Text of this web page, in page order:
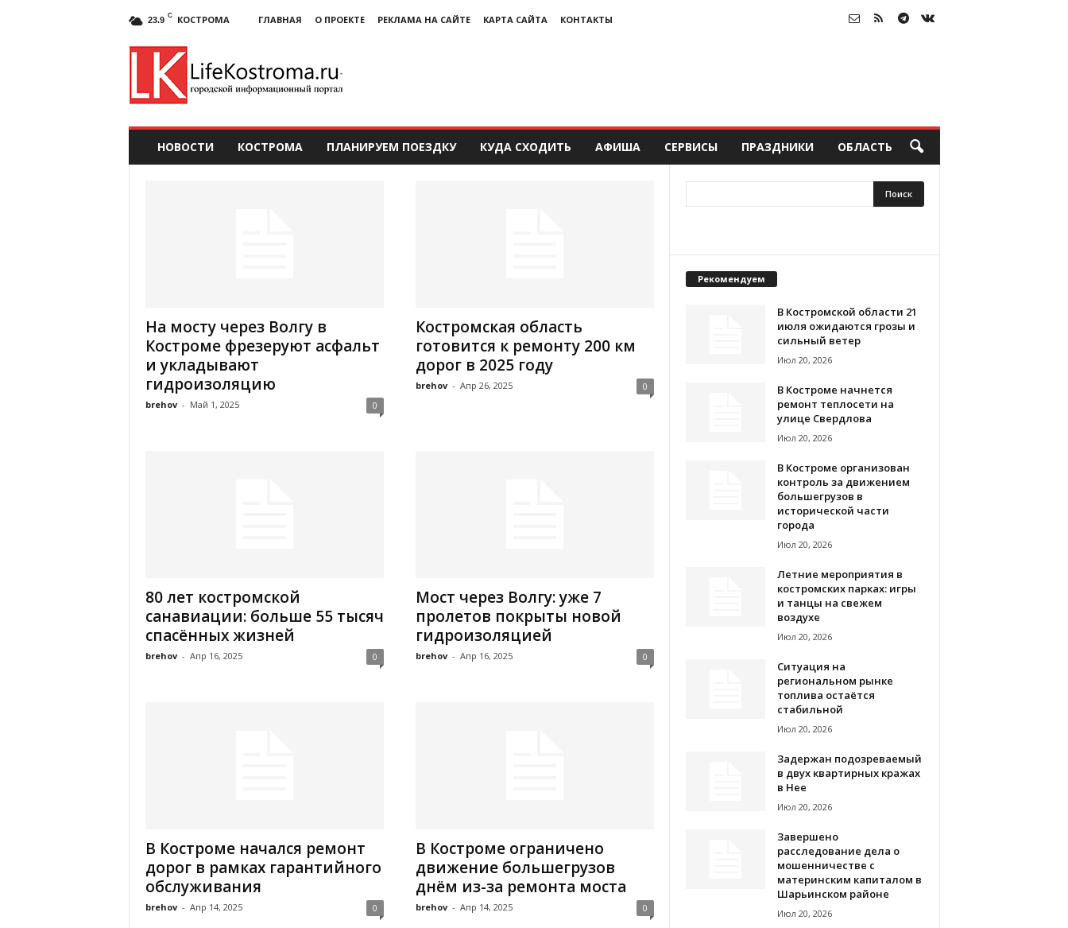
23.9 C КОСТРОМА ГЛАВНАЯ О ПРОЕКТЕ РЕКЛАМА НА САЙТЕ КАРТА САЙТА КОНТАКТЫ
НОВОСТИ КОСТРОМА ПЛАНИРУЕМ ПОЕЗДКУ КУДА СХОДИТЬ АФИША СЕРВИСЫ ПРАЗДНИКИ ОБЛАСТЬ
На мосту через Волгу в
Костроме фрезеруют асфальт
и укладывают
гидроизоляцию
brehov - Май 1, 2025 0
Костромская область
готовится к ремонту 200 км
дорог в 2025 году
brehov - Апр 26, 2025 0
80 лет костромской
санавиации: больше 55 тысяч
спасённых жизней
brehov - Апр 16, 2025 0
Мост через Волгу: уже 7
пролетов покрыты новой
гидроизоляцией
brehov - Апр 16, 2025 0
В Костроме начался ремонт
дорог в рамках гарантийного
обслуживания
brehov - Апр 14, 2025 0
В Костроме ограничено
движение большегрузов
днём из-за ремонта моста
brehov - Апр 14, 2025 0
Рекомендуем
В Костромской области 21
июля ожидаются грозы и
сильный ветер
Июл 20, 2026
В Костроме начнется
ремонт теплосети на
улице Свердлова
Июл 20, 2026
В Костроме организован
контроль за движением
большегрузов в
исторической части
города
Июл 20, 2026
Летние мероприятия в
костромских парках: игры
и танцы на свежем
воздухе
Июл 20, 2026
Ситуация на
региональном рынке
топлива остаётся
стабильной
Июл 20, 2026
Задержан подозреваемый
в двух квартирных кражах
в Нее
Июл 20, 2026
Завершено
расследование дела о
мошенничестве с
материнским капиталом в
Шарьинском районе
Июл 20, 2026